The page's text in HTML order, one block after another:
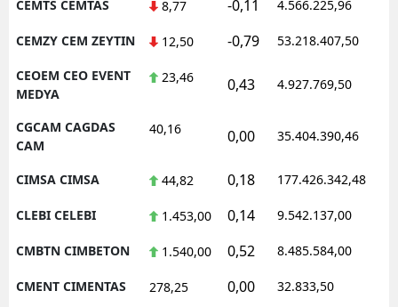
CEMTS CEMTAS 8,77 -0,11 4.566.225,96
CEMZY CEM ZEYTIN 12,50 -0,79 53.218.407,50
CEOEM CEO EVENT
MEDYA
23,46 0,43 4.927.769,50
CGCAM CAGDAS
CAM
40,16 0,00 35.404.390,46
CIMSA CIMSA 44,82 0,18 177.426.342,48
CLEBI CELEBI 1.453,00 0,14 9.542.137,00
CMBTN CIMBETON 1.540,00 0,52 8.485.584,00
CMENT CIMENTAS 278,25 0,00 32.833,50